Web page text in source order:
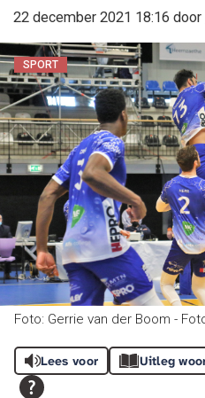
22 december 2021 18:16 door
SPORT
Foto: Gerrie van der Boom -
Lees voor Uitleg